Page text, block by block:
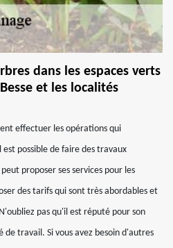
dans les espaces verts
et les localités
effectuer les opérations qui
possible de faire des travaux
proposer ses services pour les
des tarifs qui sont très abordables et
pas qu'il est réputé pour son
travail. Si vous avez besoin d'autres